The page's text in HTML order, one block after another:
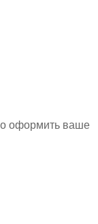
оформить ваше